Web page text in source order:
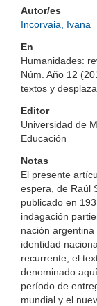
Autor/es
Incorvaia, Ivana
En
Humanidades:
Núm. Año 12
textos y
Editor
Universidad de
Educación
Notas
El presente
espera, de Raúl
publicado en
indagación
nación
identidad
recurrente, el
denominado
período de
mundial y el